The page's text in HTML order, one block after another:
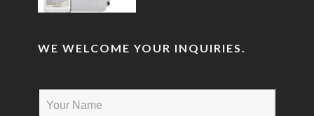
WE WELCOME YOUR INQUIRIES.